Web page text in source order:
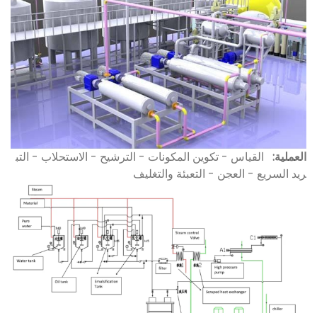
العملية: القياس - تكوين المكونات - الترشيح - الاستحلاب - التب
ريد السريع - العجن - التعبئة والتغليف